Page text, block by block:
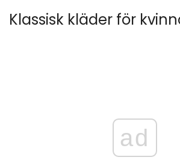
Klassisk kläder för
ad